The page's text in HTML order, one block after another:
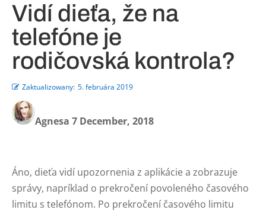
Vidí dieťa, že na
telefóne je
rodičovská kontrola?
Zaktualizowany: 5. februára 2019
Agnesa 7 December, 2018
Áno, dieťa vidí upozornenia z aplikácie a zobrazuje
správy, napríklad o prekročení povoleného časového
limitu s telefónom. Po prekročení časového limitu